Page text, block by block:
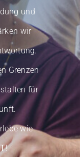
und
wir
Grenzen
für
wie
!